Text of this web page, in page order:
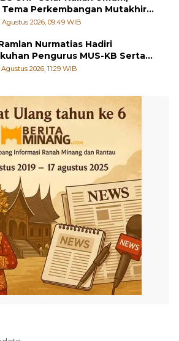
Tema Perkembangan Mutakhir
2026, 09:49 WIB
Nurmatias Hadiri
Pengurus MUS-KB Serta
2026-2031,
2026, 11:29 WIB